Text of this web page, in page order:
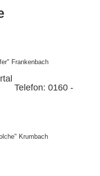
Frankenbach
16
Biebertal
Telefon: 0160 -
Krumbach